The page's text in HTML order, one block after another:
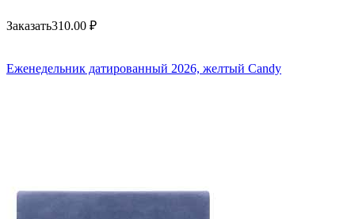
Заказать310.00 ₽
Еженедельник датированный 2026, желтый Candy